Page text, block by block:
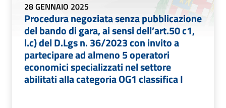
28 GENNAIO 2025
Procedura negoziata senza pubblicazione
del bando di gara, ai sensi dell’art.50 c1,
l.c) del D.Lgs n. 36/2023 con invito a
partecipare ad almeno 5 operatori
economici specializzati nel settore
abilitati alla categoria OG1 classifica I